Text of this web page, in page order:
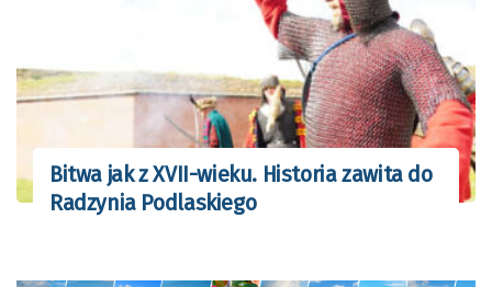
Bitwa jak z XVII-wieku. Historia zawita do
Radzynia Podlaskiego